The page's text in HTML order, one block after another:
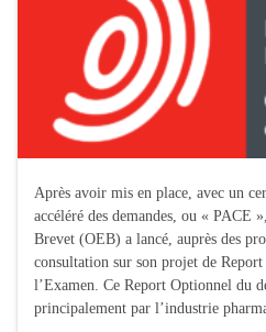
Après avoir mis en place, avec un
accéléré des demandes, ou « PACE
Brevet (OEB) a lancé, auprès des
consultation sur son projet de
l’Examen. Ce Report Optionnel du
principalement par l’industrie